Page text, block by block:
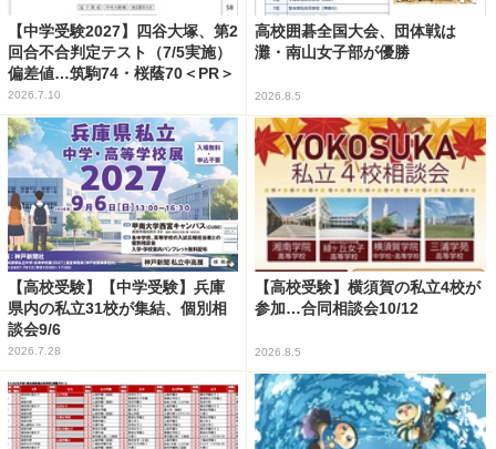
【中学受験2027】四谷大塚、第2
回合不合判定テスト（7/5実施）
偏差値…筑駒74・桜蔭70＜PR＞
2026.7.10
高校囲碁全国大会、団体戦は
灘・南山女子部が優勝
2026.8.5
【高校受験】【中学受験】兵庫
県内の私立31校が集結、個別相
談会9/6
2026.7.28
【高校受験】横須賀の私立4校が
参加…合同相談会10/12
2026.8.5